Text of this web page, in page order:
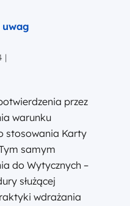
przez
warunku
stosowania Karty
samym
do Wytycznych –
służącej
wdrażania
uwag
|